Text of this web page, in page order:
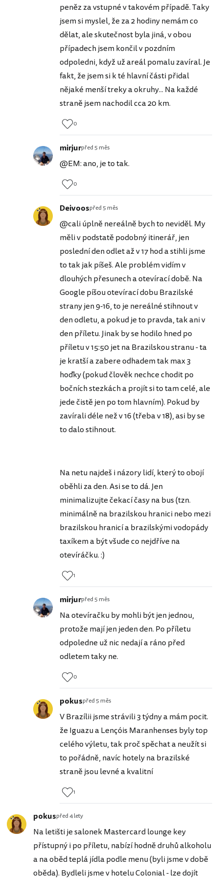
peněz za vstupné v takovém případě. Taky
jsem si myslel, že za 2 hodiny nemám co
dělat, ale skutečnost byla jiná, v obou
případech jsem končil v pozdním
odpoledni, když už areál pomalu zavíral. Je
fakt, že jsem si k té hlavní části přidal
nějaké menší treky a okruhy... Na každé
straně jsem nachodil cca 20 km.
0
mirjurpřed 5 měs
@EM: ano, je to tak.
0
Deivoospřed 5 měs
@cali úplně nereálně bych to neviděl. My
měli v podstatě podobný itinerář, jen
poslední den odlet až v 17 hod a stihli jsme
to tak jak píšeš. Ale problém vidím v
dlouhých přesunech a otevírací době. Na
Google píšou otevírací dobu Brazilské
strany jen 9-16, to je nereálné stihnout v
den odletu, a pokud je to pravda, tak ani v
den příletu. Jinak by se hodilo hned po
příletu v 15:50 jet na Brazilskou stranu - ta
je kratší a zabere odhadem tak max 3
hoďky (pokud člověk nechce chodit po
bočních stezkách a projít si to tam celé, ale
jede čistě jen po tom hlavním). Pokud by
zavírali déle než v 16 (třeba v 18), asi by se
to dalo stihnout.
Na netu najdeš i názory lidí, který to obojí
oběhli za den. Asi se to dá. Jen
minimalizujte čekací časy na bus (tzn.
minimálně na brazilskou hranici nebo mezi
brazilskou hranicí a brazilskými vodopády
taxíkem a být všude co nejdříve na
otevíráčku. :)
1
mirjurpřed 5 měs
Na otevíračku by mohli být jen jednou,
protože mají jen jeden den. Po příletu
odpoledne už nic nedají a ráno před
odletem taky ne.
0
pokuspřed 5 měs
V Brazílii jsme strávili 3 týdny a mám pocit.
že Iguazu a Lençóis Maranhenses byly top
celého výletu, tak proč spěchat a neužít si
to pořádně, navíc hotely na brazilské
straně jsou levné a kvalitní
1
pokuspřed 4 lety
Na letišti je salonek Mastercard lounge key
přístupný i po příletu, nabízí hodně druhů alkoholu
a na oběd teplá jídla podle menu (byli jsme v době
oběda). Bydleli jsme v hotelu Colonial - lze dojít